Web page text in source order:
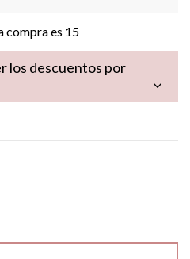
compra es 15
los descuentos por